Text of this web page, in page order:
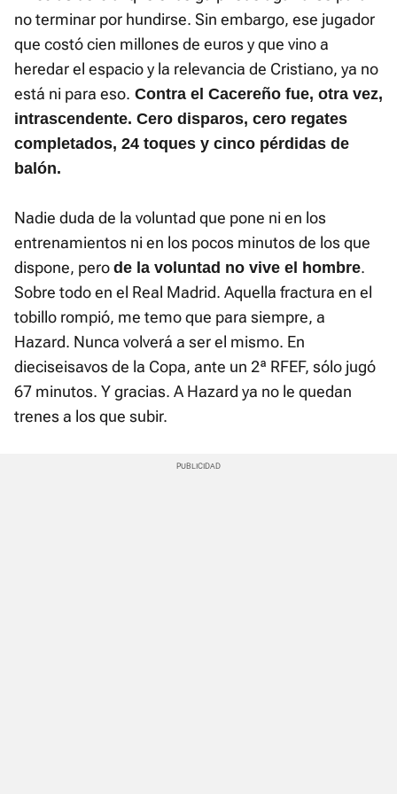
no terminar por hundirse. Sin embargo, ese jugador
que costó cien millones de euros y que vino a
heredar el espacio y la relevancia de Cristiano, ya no
está ni para eso. Contra el Cacereño fue, otra vez,
intrascendente. Cero disparos, cero regates
completados, 24 toques y cinco pérdidas de
balón.
Nadie duda de la voluntad que pone ni en los
entrenamientos ni en los pocos minutos de los que
dispone, pero de la voluntad no vive el hombre.
Sobre todo en el Real Madrid. Aquella fractura en el
tobillo rompió, me temo que para siempre, a
Hazard. Nunca volverá a ser el mismo. En
dieciseisavos de la Copa, ante un 2ª RFEF, sólo jugó
67 minutos. Y gracias. A Hazard ya no le quedan
trenes a los que subir.